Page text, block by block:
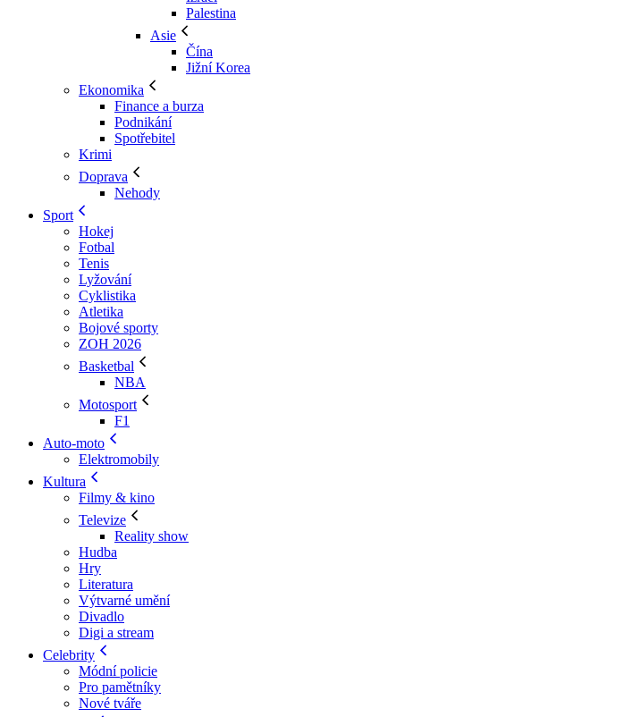
Palestina
Asie
Čína
Jižní Korea
Ekonomika
Finance a burza
Podnikání
Spotřebitel
Krimi
Doprava
Nehody
Sport
Hokej
Fotbal
Tenis
Lyžování
Cyklistika
Atletika
Bojové sporty
ZOH 2026
Basketbal
NBA
Motosport
F1
Auto-moto
Elektromobily
Kultura
Filmy & kino
Televize
Reality show
Hudba
Hry
Literatura
Výtvarné umění
Divadlo
Digi a stream
Celebrity
Módní policie
Pro pamětníky
Nové tváře